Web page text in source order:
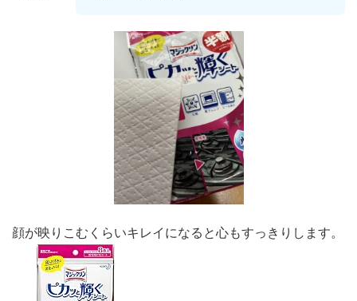
顔が映りこむくらいキレイになると心もすっきりします。